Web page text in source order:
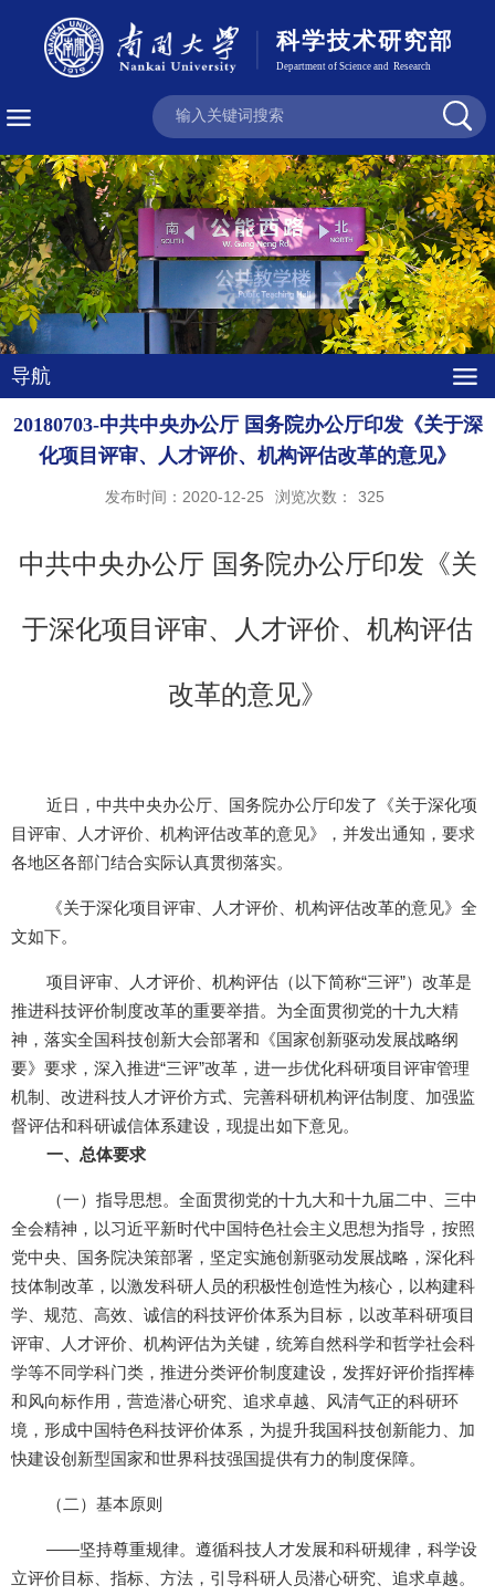
导航
20180703-中共中央办公厅 国务院办公厅印发《关于深
化项目评审、人才评价、机构评估改革的意见》
发布时间：2020-12-25 浏览次数： 325
中共中央办公厅 国务院办公厅印发《关
于深化项目评审、人才评价、机构评估
改革的意见》
近日，中共中央办公厅、国务院办公厅印发了《关于深化项
目评审、人才评价、机构评估改革的意见》，并发出通知，要求
各地区各部门结合实际认真贯彻落实。
《关于深化项目评审、人才评价、机构评估改革的意见》全
文如下。
项目评审、人才评价、机构评估（以下简称“三评”）改革是
推进科技评价制度改革的重要举措。为全面贯彻党的十九大精
神，落实全国科技创新大会部署和《国家创新驱动发展战略纲
要》要求，深入推进“三评”改革，进一步优化科研项目评审管理
机制、改进科技人才评价方式、完善科研机构评估制度、加强监
督评估和科研诚信体系建设，现提出如下意见。
一、总体要求
（一）指导思想。全面贯彻党的十九大和十九届二中、三中
全会精神，以习近平新时代中国特色社会主义思想为指导，按照
党中央、国务院决策部署，坚定实施创新驱动发展战略，深化科
技体制改革，以激发科研人员的积极性创造性为核心，以构建科
学、规范、高效、诚信的科技评价体系为目标，以改革科研项目
评审、人才评价、机构评估为关键，统筹自然科学和哲学社会科
学等不同学科门类，推进分类评价制度建设，发挥好评价指挥棒
和风向标作用，营造潜心研究、追求卓越、风清气正的科研环
境，形成中国特色科技评价体系，为提升我国科技创新能力、加
快建设创新型国家和世界科技强国提供有力的制度保障。
（二）基本原则
——坚持尊重规律。遵循科技人才发展和科研规律，科学设
立评价目标、指标、方法，引导科研人员潜心研究、追求卓越。